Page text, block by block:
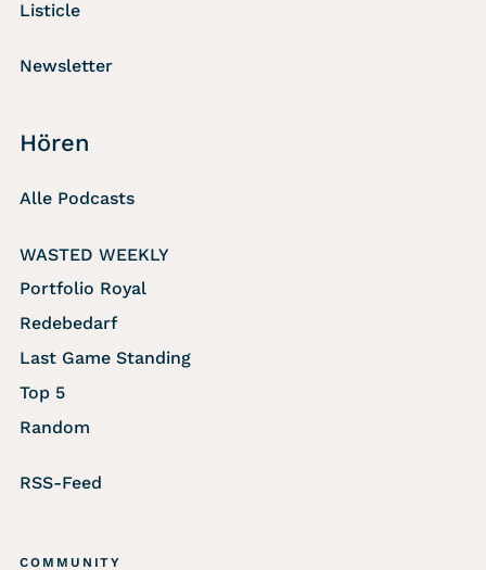
Listicle
Newsletter
Hören
Alle Podcasts
WASTED WEEKLY
Portfolio Royal
Redebedarf
Last Game Standing
Top 5
Random
RSS-Feed
COMMUNITY